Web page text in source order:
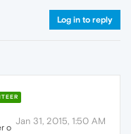
Log in to reply
Jan 31, 2015, 1:50 AM
o